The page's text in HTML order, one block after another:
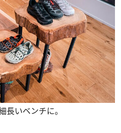
長いベンチに。